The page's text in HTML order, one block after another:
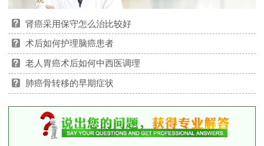
肾癌采用保守怎么治比较好
术后如何护理脑癌患者
老人胃癌术后如何中西医调理
肺癌骨转移的早期症状